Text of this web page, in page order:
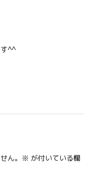
す^^
ん。 ※ が付いている欄